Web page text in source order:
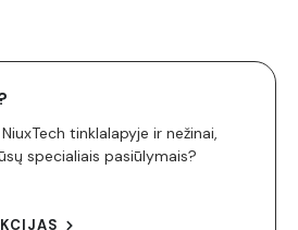
tinklalapyje ir nežinai,
specialiais pasiūlymais?